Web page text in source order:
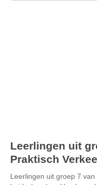
Leerlingen uit
Praktisch
Leerlingen uit groep 7